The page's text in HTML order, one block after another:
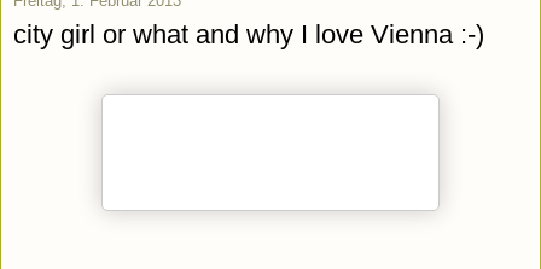
city girl or what and why I love Vienna :-)